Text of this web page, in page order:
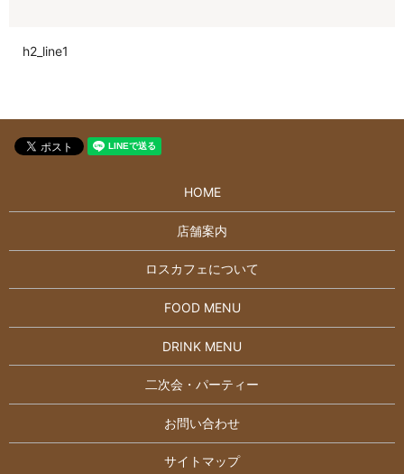
h2_line1
HOME
店舗案内
ロスカフェについて
FOOD MENU
DRINK MENU
二次会・パーティー
お問い合わせ
サイトマップ